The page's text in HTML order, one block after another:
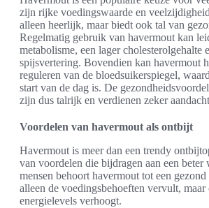
zijn rijke voedingswaarde en
alleen heerlijk, maar biedt ook tal van
Regelmatig gebruik van havermout kan
metabolisme, een lager cholesterolgehalte
spijsvertering. Bovendien kan havermout
reguleren van de bloedsuikerspiegel,
start van de dag is. De
zijn dus talrijk en verdienen zeker
Voordelen van havermout als ontbijt
Havermout is meer dan een trendy
van voordelen die bijdragen aan een
mensen behoort havermout tot een
alleen de voedingsbehoeften vervult,
energielevels verhoogt.